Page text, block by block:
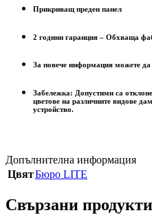
Прикриващ преден панел
2 години гаранция – Обхваща
За повече информация можете да
Забележка: Допустими са
цветове на различните видове
устройство.
Допълнителна информация
ЦвятБюро LITE
Свързани продукти